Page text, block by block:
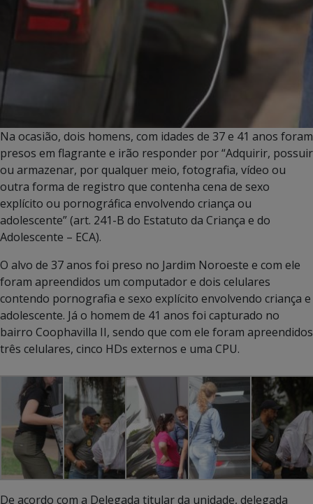
Na ocasião, dois homens, com idades de 37 e 41 anos foram
presos em flagrante e irão responder por “Adquirir, possuir
ou armazenar, por qualquer meio, fotografia, vídeo ou
outra forma de registro que contenha cena de sexo
explícito ou pornográfica envolvendo criança ou
adolescente” (art. 241-B do Estatuto da Criança e do
Adolescente – ECA).
O alvo de 37 anos foi preso no Jardim Noroeste e com ele
foram apreendidos um computador e dois celulares
contendo pornografia e sexo explícito envolvendo criança e
adolescente. Já o homem de 41 anos foi capturado no
bairro Coophavilla II, sendo que com ele foram apreendidos
três celulares, cinco HDs externos e uma CPU.
De acordo com a Delegada titular da unidade, delegada